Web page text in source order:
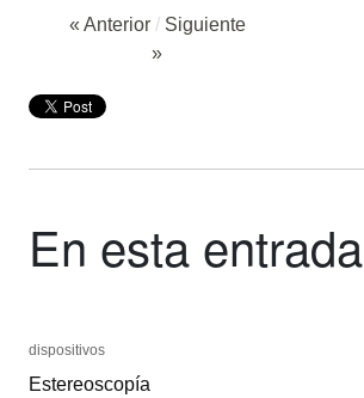
« Anterior / Siguiente
»
En esta entrada
dispositivos
Estereoscopía
dispositivos
Estereoscopía